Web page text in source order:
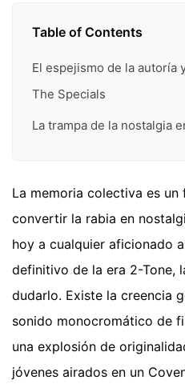
Table of Contents
El espejismo de la autoría
The Specials
La trampa de la nostalgia
La memoria colectiva es
convertir la rabia en
hoy a cualquier aficionado
definitivo de la era 2-Tone,
dudarlo. Existe la creencia
sonido monocromático de
una explosión de
jóvenes airados en un